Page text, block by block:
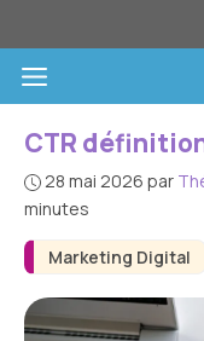
au
contenuMenu
Marketing Digital
CTR
28 mai 2026 par
minutes